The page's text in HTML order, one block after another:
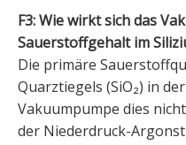
F3: Wie wirkt sich das
Sauerstoffgehalt im
Die primäre
Quarztiegels (SiO₂) in
Vakuumpumpe dies
der Niederdruck-